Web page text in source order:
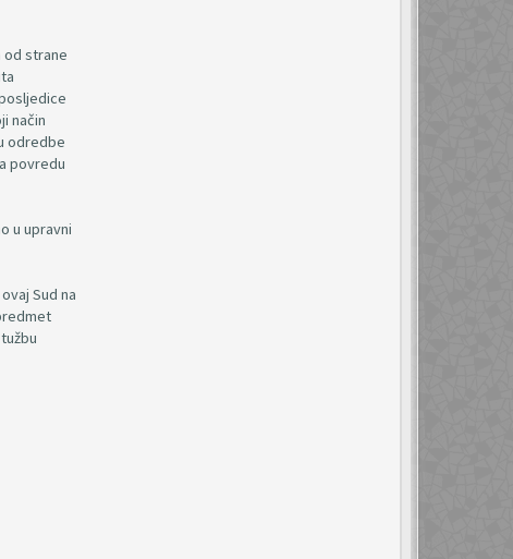
od strane
način
odredbe
povredu
u upravni
Sud na